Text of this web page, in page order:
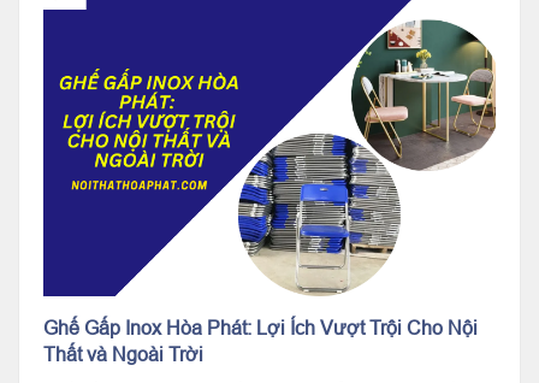
Ghế Gấp Inox Hòa Phát: Lợi Ích Vượt Trội Cho Nội
Thất và Ngoài Trời